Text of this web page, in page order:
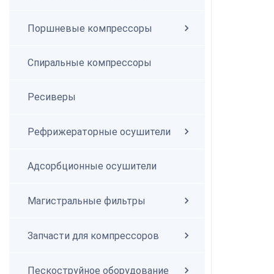
Спиральные компрессоры
Поршневые компрессоры
Спиральные компрессоры
Ресиверы
Рефрижераторные осушители
Адсорбционные осушители
Магистральные фильтры
Запчасти для компрессоров
Пескоструйное оборудование